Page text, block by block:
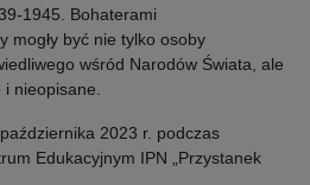
1945. Bohaterami
mogły być nie tylko osoby
wśród Narodów Świata, ale
nieopisane.
2023 r. podczas
Edukacyjnym IPN „Przystanek